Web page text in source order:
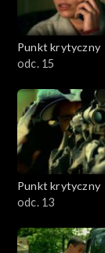
Punkt krytyczny
odc. 15
Punkt krytyczny
odc. 13